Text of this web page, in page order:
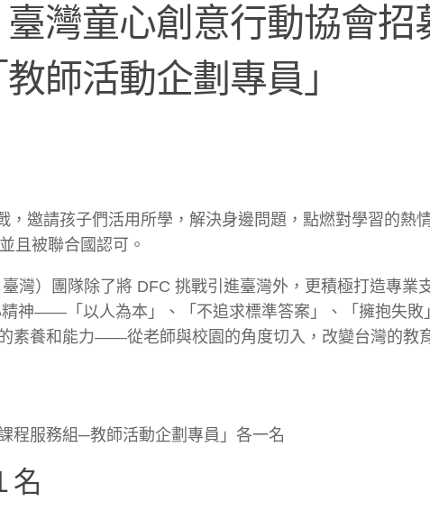
臺灣童心創意行動協會
師活動企劃專員」
，邀請孩子們活用所學，解決身邊問題，點燃對學習的熱
且被聯合國認可。
灣）團隊除了將 DFC 挑戰引進臺灣外，更積極打造專業
神——「以人為本」、「不追求標準答案」、「擁抱失敗
素養和能力——從老師與校園的角度切入，改變台灣的教
程服務組─教師活動企劃專員」各一名
名